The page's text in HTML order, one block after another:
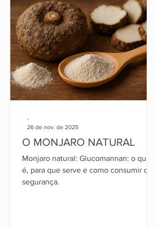
propriedades anti-inflamatórias e
analgésicas.
O MONJARO NATURAL
Monjaro natural: Glucomannan: o que
é, para que serve e como consumir com
segurança.
-
26 de nov. de 2025